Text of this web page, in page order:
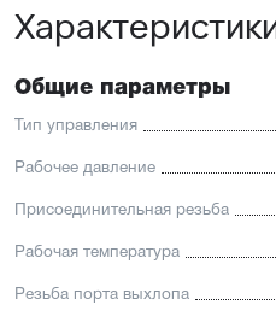
Общие параметры
Тип управления
Рабочее давление
Присоединительная резьба
Рабочая температура
Резьба порта выхлопа